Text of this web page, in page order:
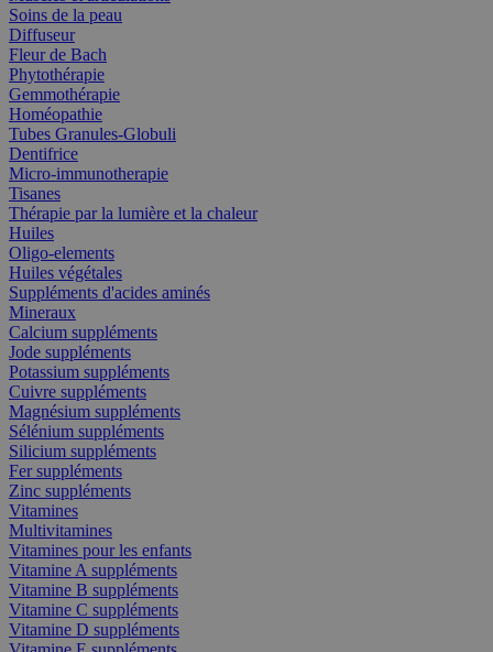
Soins de la peau
Diffuseur
Fleur de Bach
Phytothérapie
Gemmothérapie
Homéopathie
Tubes Granules-Globuli
Dentifrice
Micro-immunotherapie
Tisanes
Thérapie par la lumière et la chaleur
Huiles
Oligo-elements
Huiles végétales
Suppléments d'acides aminés
Mineraux
Calcium suppléments
Jode suppléments
Potassium suppléments
Cuivre suppléments
Magnésium suppléments
Sélénium suppléments
Silicium suppléments
Fer suppléments
Zinc suppléments
Vitamines
Multivitamines
Vitamines pour les enfants
Vitamine A suppléments
Vitamine B suppléments
Vitamine C suppléments
Vitamine D suppléments